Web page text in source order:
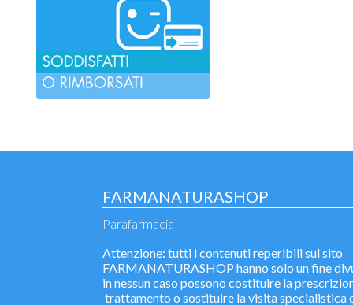
FARMANATURASHOP
Parafarmacia
Attenzione: tutti i contenuti reperibili sul sito
FARMANATURASHOP hanno solo un fine
in nessun caso possono costituire la
trattamento o sostituire la visita specialistica